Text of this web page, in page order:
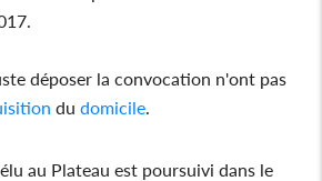
déposer la convocation n'ont pas
dudomicile.
au Plateau est poursuivi dans le